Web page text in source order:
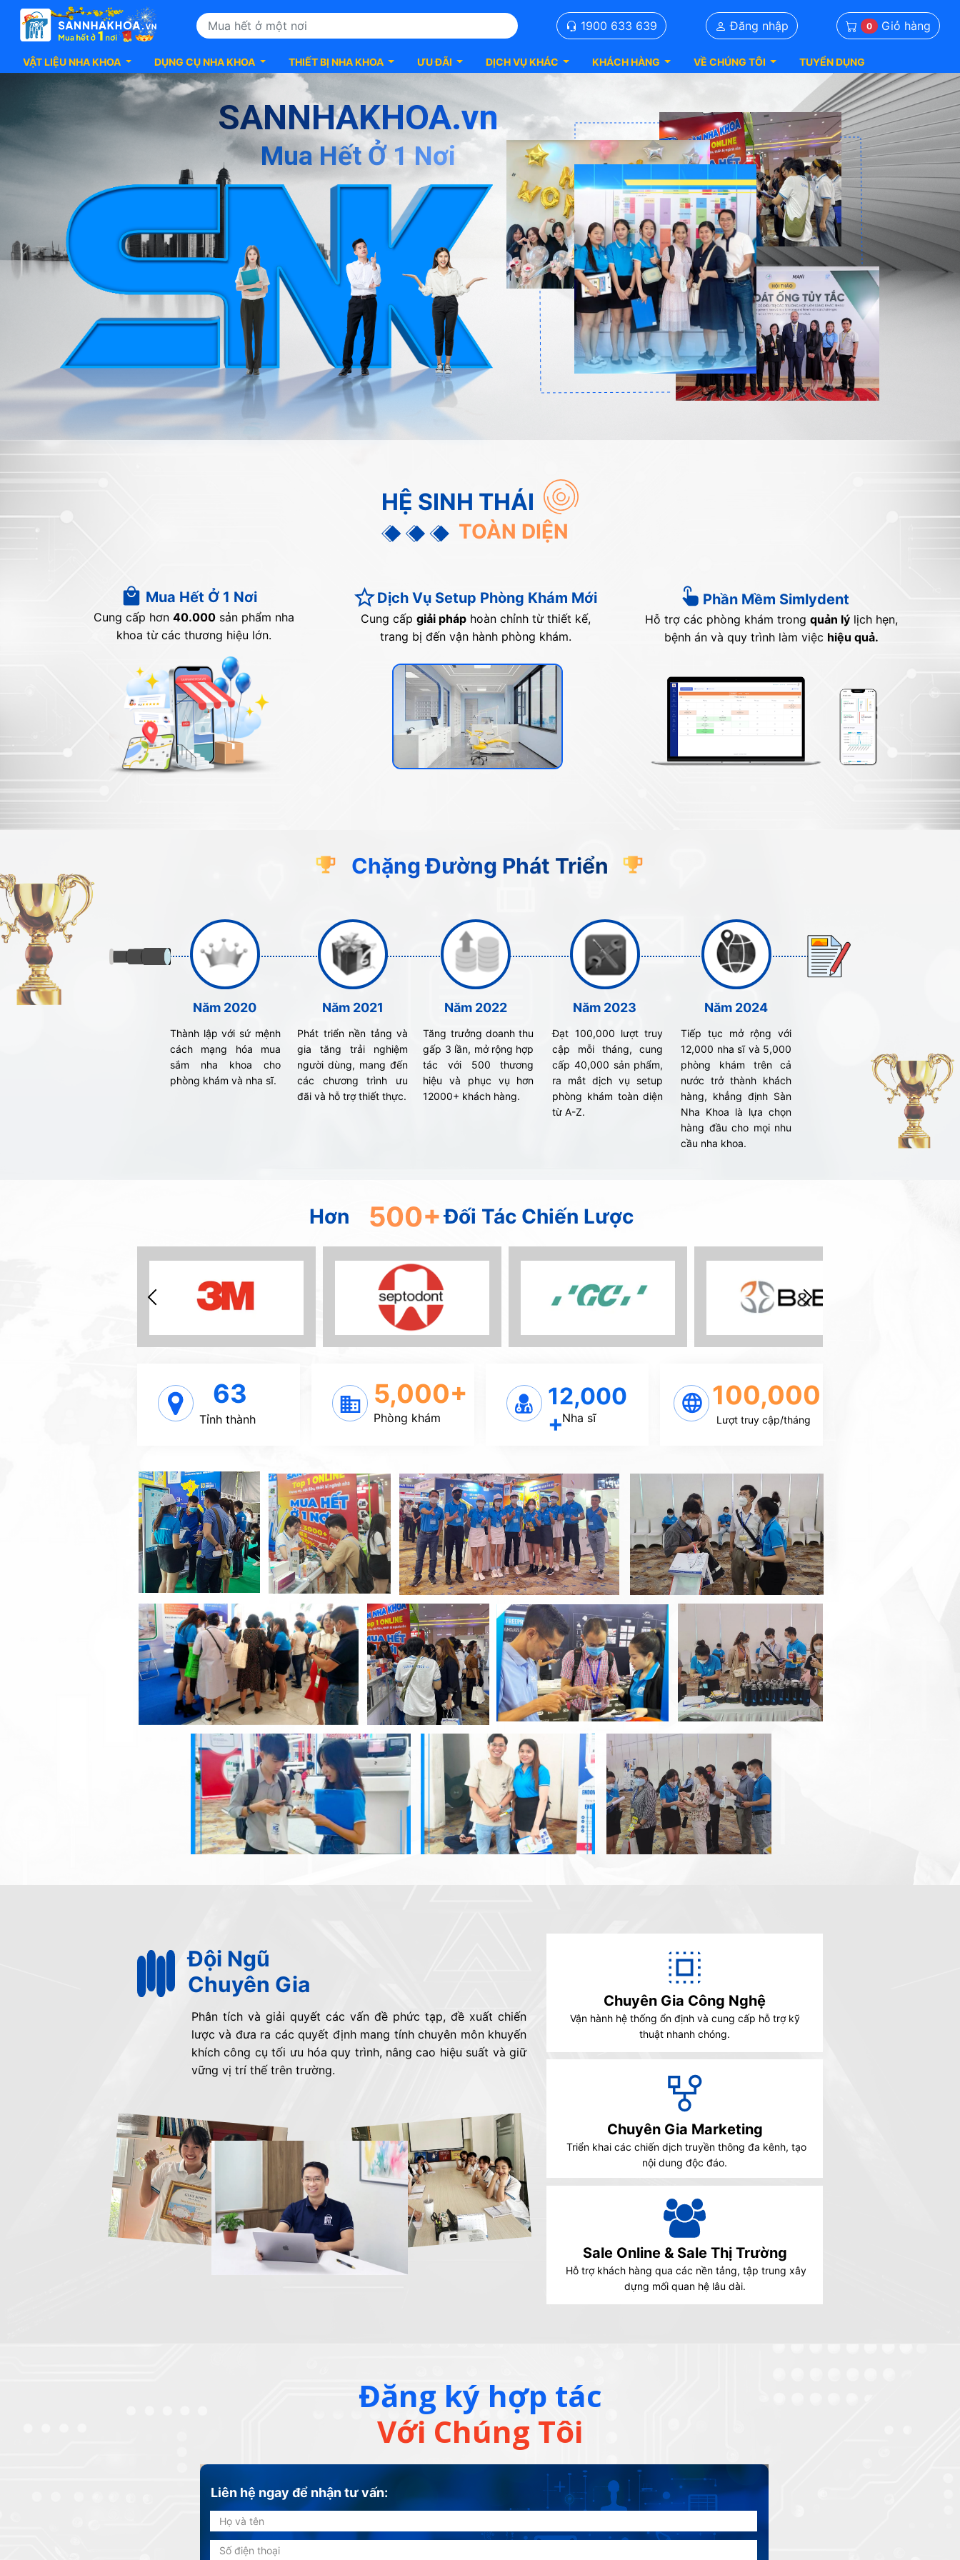
1900 633 639 Đăng nhập 0 Giỏ hàng
VẬT LIỆU NHA KHOA DỤNG CỤ NHA KHOA THIẾT BỊ NHA KHOA ƯU ĐÃI DỊCH VỤ KHÁC KHÁCH HÀNG VỀ CHÚNG TÔI TUYỂN DỤNG
Giới
Nha
SANNHAKHOA.vn
Mua Hết Ở 1 Nơi
TOÀN DIỆN
HỆ SINH THÁI
Hỗ trợ các phòng khám trong quản lý lịch hẹn,
bệnh án và quy trình làm việc hiệu quả.
Phần Mềm Simlydent
Cung cấp hơn 40.000sản phẩm nha
khoa từ các thương hiệu lớn.
Mua Hết Ở 1 Nơi
Cung cấpgiải pháp hoàn chỉnh từ thiết kế,
trang bị đến vận hành phòng khám.
Dịch Vụ Setup Phòng Khám Mới
Chặng Đường Phát Triển
Năm 2020
Thành lập với sứ mệnh
cách mạng hóa mua
sắm nha khoa cho
phòng khám và nha sĩ.
Năm 2021
Phát triển nền tảng và
gia tăng trải nghiệm
người dùng, mang đến
các chương trình ưu
đãi và hỗ trợ thiết thực.
Năm 2022
Tăng trưởng doanh thu
gấp 3 lần, mở rộng hợp
tác với 500 thương
hiệu và phục vụ hơn
12000+ khách hàng.
Năm 2023
Đạt 100,000 lượt truy
cập mỗi tháng, cung
cấp 40,000 sản phẩm,
ra mắt dịch vụ setup
phòng khám toàn diện
từ A-Z.
Năm 2024
Tiếp tục mở rộng với
12,000 nha sĩ và 5,000
phòng khám trên cả
nước trở thành khách
hàng, khẳng định Sàn
Nha Khoa là lựa chọn
hàng đầu cho mọi nhu
cầu nha khoa.
Hơn Đối Tác Chiến Lược
500+
Lượt truy cập/tháng
100,000
63
Tỉnh thành
12,000
+Nha sĩ
5,000+
Phòng khám
Đội Ngũ
Chuyên Gia
Phân tích và giải quyết các vấn đề phức tạp, đề xuất chiến
lược và đưa ra các quyết định mang tính chuyên môn khuyến
khích công cụ tối ưu hóa quy trình, nâng cao hiệu suất và giữ
vững vị trí thế trên trường.
Hỗ trợ khách hàng qua các nền tảng, tập trung xây
dựng mối quan hệ lâu dài.
Sale Online & Sale Thị Trường
Triển khai các chiến dịch truyền thông đa kênh, tạo
nội dung độc đáo.
Chuyên Gia Marketing
Vận hành hệ thống ổn định và cung cấp hỗ trợ kỹ
thuật nhanh chóng.
Chuyên Gia Công Nghệ
Đăng ký hợp tác
Với Chúng Tôi
Liên hệ ngay để nhận tư vấn: